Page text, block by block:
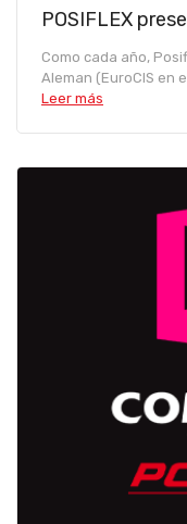
POSIFLEX
Como cada año,
Aleman (EuroCIS en
Leer más